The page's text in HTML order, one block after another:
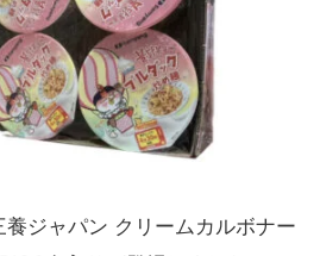
ジャパン クリームカルボナー